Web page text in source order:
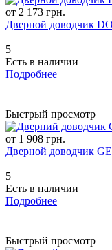
от 2 173 грн.
Дверной доводчик
5
Есть в наличии
Подробнее
Быстрый просмотр
от 1 908 грн.
Дверной доводчик
5
Есть в наличии
Подробнее
Быстрый просмотр